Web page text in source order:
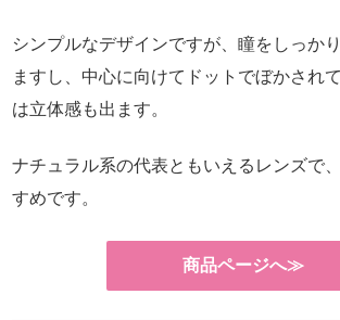
シンプルなデザインですが、瞳をしっか
ますし、中心に向けてドットでぼかされ
は立体感も出ます。
ナチュラル系の代表ともいえるレンズで
すめです。
商品ページへ≫